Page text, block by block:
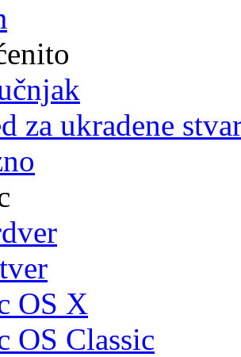
za ukradene
OS X
OS Classic